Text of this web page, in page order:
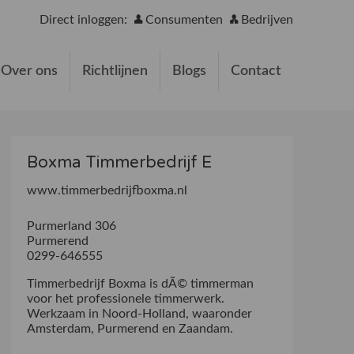
Direct inloggen: Consumenten Bedrijven
Over ons Richtlijnen Blogs Contact
Boxma Timmerbedrijf E
www.timmerbedrijfboxma.nl
Purmerland 306
Purmerend
0299-646555
Timmerbedrijf Boxma is dÃ© timmerman
voor het professionele timmerwerk.
Werkzaam in Noord-Holland, waaronder
Amsterdam, Purmerend en Zaandam.